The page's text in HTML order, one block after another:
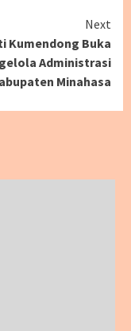
Next
Kumendong Buka
Administrasi
Minahasa